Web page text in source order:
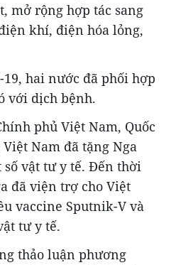
mở rộng hợp tác sang
khí, điện hóa lỏng,
hai nước đã phối hợp
với dịch bệnh.
phủ Việt Nam, Quốc
Nam đã tặng Nga
vật tư y tế. Đến thời
đã viện trợ cho Việt
vaccine Sputnik-V và
tư y tế.
thảo luận phương